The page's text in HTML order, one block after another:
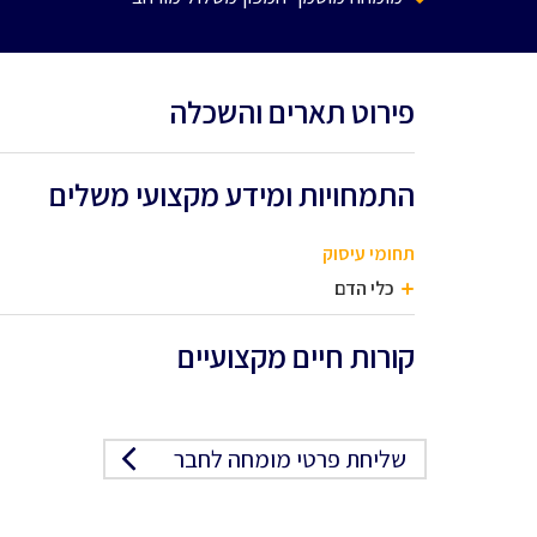
פירוט תארים והשכלה
התמחויות ומידע מקצועי משלים
תחומי עיסוק
כלי הדם
קורות חיים מקצועיים
שליחת פרטי מומחה לחבר